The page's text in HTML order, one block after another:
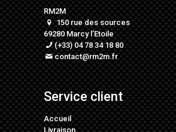
RM2M
150 rue des sources
69280 Marcy l’Etoile
(+33) 04 78 34 18 80
contact@rm2m.fr
Service client
Accueil
Livraison